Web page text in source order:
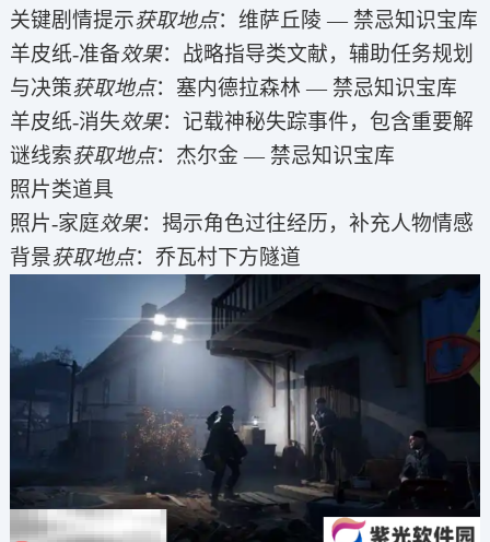
关键剧情提示获取地点：维萨丘陵 — 禁忌知识宝库
羊皮纸-准备效果：战略指导类文献，辅助任务规划
与决策获取地点：塞内德拉森林 — 禁忌知识宝库
羊皮纸-消失效果：记载神秘失踪事件，包含重要解
谜线索获取地点：杰尔金 — 禁忌知识宝库
照片类道具
照片-家庭效果：揭示角色过往经历，补充人物情感
背景获取地点：乔瓦村下方隧道